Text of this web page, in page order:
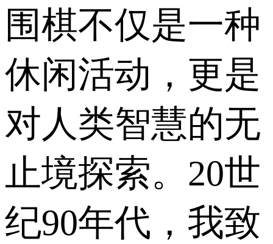
围棋不仅是一种
休闲活动，更是
对人类智慧的无
止境探索。20世
纪90年代，我致